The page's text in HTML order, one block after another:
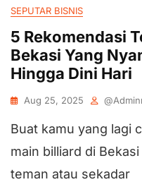
SEPUTAR BISNIS
5 Rekomendasi
Bekasi Yang
Hingga Dini Hari
Aug 25, 2025
Buat kamu yang lagi
main billiard di
teman atau sekadar